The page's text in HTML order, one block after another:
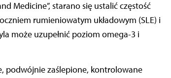
Medicine”, starano się ustalić częstość
rumieniowatym układowym (SLE) i
może uzupełnić poziom omega-3 i
podwójnie zaślepione, kontrolowane